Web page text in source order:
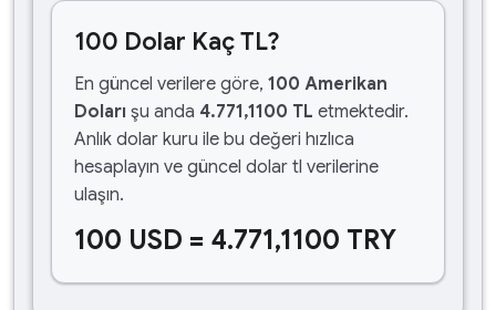
100 Dolar Kaç TL?
En güncel verilere göre, 100 Amerikan
Doları şu anda 4.771,1100 TL etmektedir.
Anlık dolar kuru ile bu değeri hızlıca
hesaplayın ve güncel dolar tl verilerine
ulaşın.
100 USD = 4.771,1100 TRY